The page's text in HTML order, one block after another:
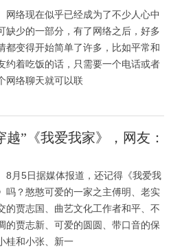
网络现在似乎已经成为了不少人心中
缺少的一部分，有了网络之后，好多
都变得开始简单了许多，比如平常和
约着吃饭的话，只需要一个电话或者
网络聊天就可以联
”《我爱我家》，网友：
8月5日据媒体报道，还记得《我爱我
吗？憨憨可爱的一家之主傅明、老实
的贾志国、曲艺文化工作者和平、不
的贾志新、可爱的圆圆、带口音的保
桂和小张、新一